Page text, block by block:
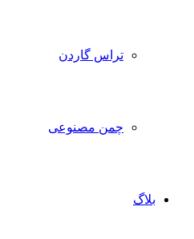
تراس گاردن
چمن مصنوعی
بلاگ